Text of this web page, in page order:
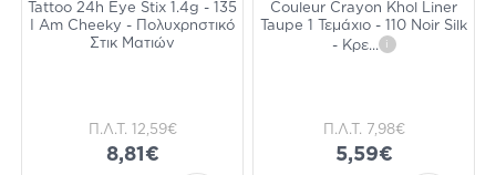
Tattoo 24h Eye Stix 1.4g - 135
I Am Cheeky - Πολυχρηστικό
Στικ Ματιών
Π.Λ.Τ. 12,59€
8,81€
Couleur Crayon Khol ​​​​​​​Liner
Taupe 1 Τεμάχιο - 110 Noir Silk
- Κρε... i
Π.Λ.Τ. 7,98€
5,59€